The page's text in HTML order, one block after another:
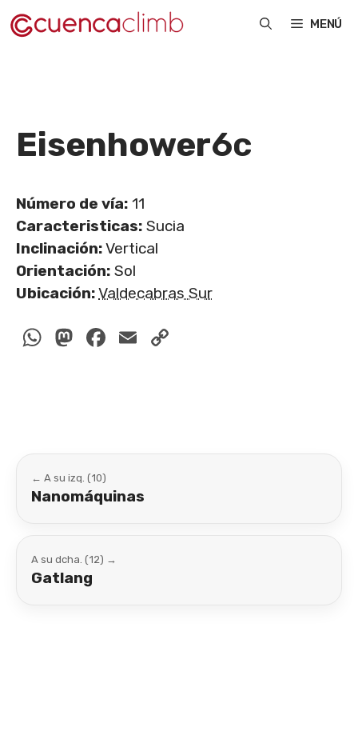
Saltar
al
MENÚ
Eisenhower6c
Número de vía: 11
Caracteristicas: Sucia
Inclinación:Vertical
Orientación: Sol
Ubicación:Valdecabras Sur
WhatsApp
Mastodon
Facebook
Email
← A su izq. (10)
Nanomáquinas
A su dcha. (12) →
Gatlang